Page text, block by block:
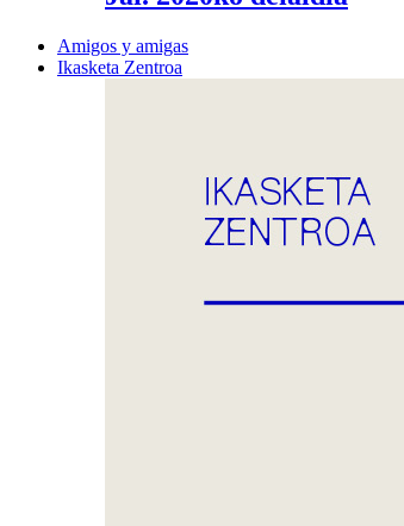
Amigos y amigas
Ikasketa Zentroa